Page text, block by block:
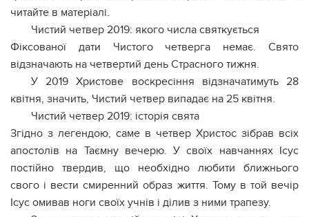
читайте в матеріалі.
Чистий четвер 2019: якого числа святкується
Фіксованої дати Чистого четверга немає. Свято
відзначають на четвертий день Страсного тижня.
У 2019 Христове воскресіння відзначатимуть 28
квітня, значить, Чистий четвер випадає на 25 квітня.
Чистий четвер 2019: історія свята
Згідно з легендою, саме в четвер Христос зібрав всіх
апостолів на Таємну вечерю. У своїх навчаннях Ісус
постійно твердив, що необхідно любити ближнього
свого і вести смиренний образ життя. Тому в той вечір
Ісус омивав ноги своїх учнів і ділив з ними трапезу.